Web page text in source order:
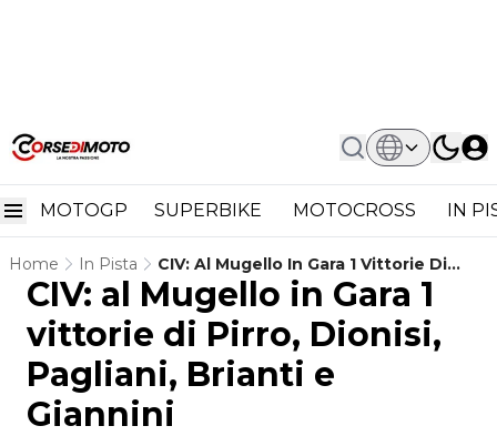
MOTOGP SUPERBIKE MOTOCROSS IN
Home In Pista
CIV: Al Mugello In Gara 1 Vittorie Di
Pirro, Dionisi, Pagliani, Brianti E
Giannini
CIV: al Mugello in Gara 1
vittorie di Pirro, Dionisi,
Pagliani, Brianti e
Giannini